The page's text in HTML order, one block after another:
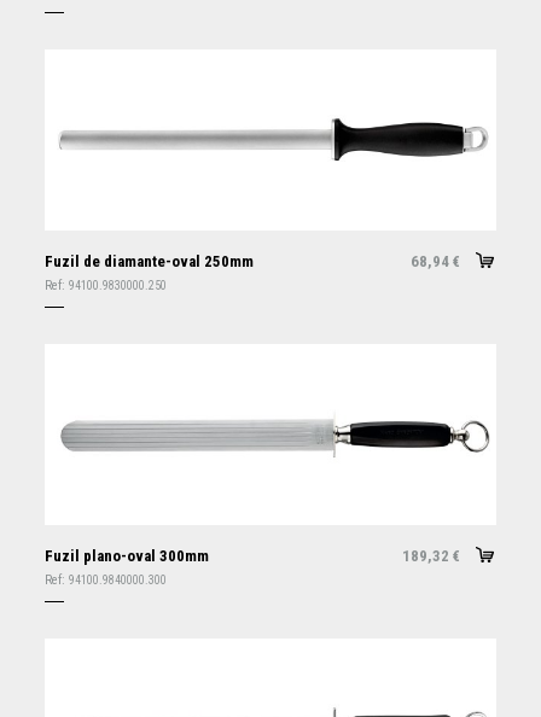
Fuzil de diamante-oval 250mm 68,94 €
Ref: 94100.9830000.250
Fuzil plano-oval 300mm 189,32 €
Ref: 94100.9840000.300